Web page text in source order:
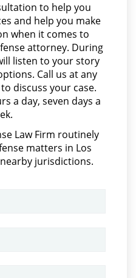
in Juvenile Cases
Records
Petitions
del DMV
Armas de Fuego
Pandillas
Público
to help you
and help you make
when it comes to
attorney. During
listen to your story
Call us at any
to discuss your case.
a day, seven days a
Law Firm routinely
matters in Los
jurisdictions.